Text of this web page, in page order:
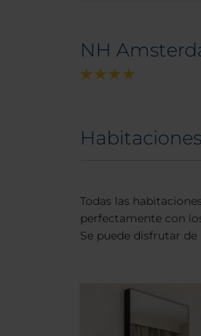
NH
Todas las
perfectamente con
Se puede disfrutar